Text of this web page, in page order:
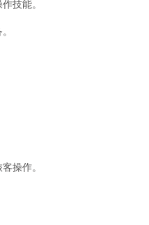
技能。
操作。